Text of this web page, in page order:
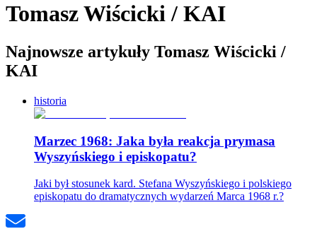
Tomasz Wiścicki / KAI
Najnowsze artykuły Tomasz Wiścicki /
KAI
historia
Marzec 1968: Jaka była reakcja prymasa
Wyszyńskiego i episkopatu?
Jaki był stosunek kard. Stefana Wyszyńskiego i polskiego
episkopatu do dramatycznych wydarzeń Marca 1968 r.?